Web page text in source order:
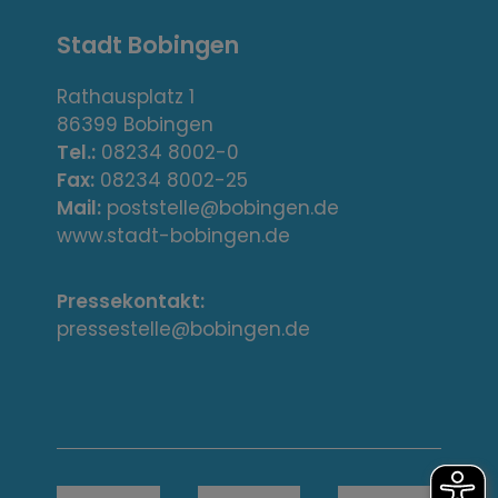
A
d
r
e
s
s
e
/
n
Stadt Bobingen
Rathausplatz 1
86399 Bobingen
Tel.: 08234 8002-0
Fax: 08234 8002-25
Mail: poststelle@bobingen.de
www.stadt-bobingen.de
Pressekontakt:
pressestelle@bobingen.de